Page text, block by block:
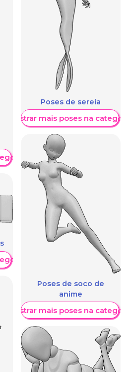
Poses de sereia
Mostrar mais poses na
Poses de soco de
anime
Mostrar mais poses na